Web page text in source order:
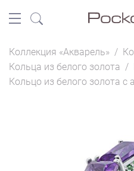
Коллекция «Акварель» /
Кольца из белого золота /
Кольцо из белого золота с